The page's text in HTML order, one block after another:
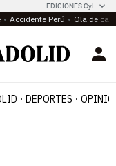
EDICIONES CyL
Accidente Perú Ola de
DEPORTES